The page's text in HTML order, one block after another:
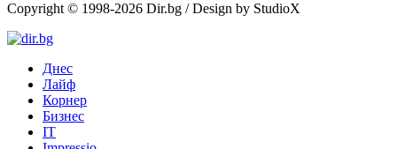
Copyright © 1998-2026 Dir.bg / Design by StudioX
Днес
Лайф
Корнер
Бизнес
IT